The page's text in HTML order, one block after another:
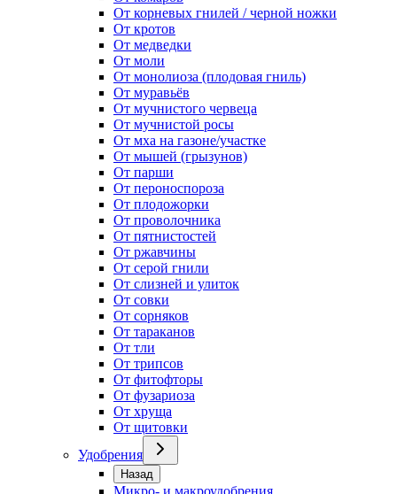
От корневых гнилей / черной ножки
От кротов
От медведки
От моли
От монолиоза (плодовая гниль)
От муравьёв
От мучнистого червеца
От мучнистой росы
От мха на газоне/участке
От мышей (грызунов)
От парши
От пероноспороза
От плодожорки
От проволочника
От пятнистостей
От ржавчины
От серой гнили
От слизней и улиток
От совки
От сорняков
От тараканов
От тли
От трипсов
От фитофторы
От фузариоза
От хруща
От щитовки
Удобрения
Назад
Микро- и макроудобрения